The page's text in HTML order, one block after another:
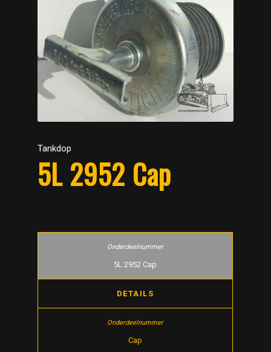
Tankdop
5L 2952 Cap
5L 2952 Cap
DETAILS
Cap